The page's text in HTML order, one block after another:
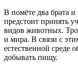
В помёте два брата
предстоит принять
видов животных.
и мира. В связи с
естественной среде
добывать пищу.